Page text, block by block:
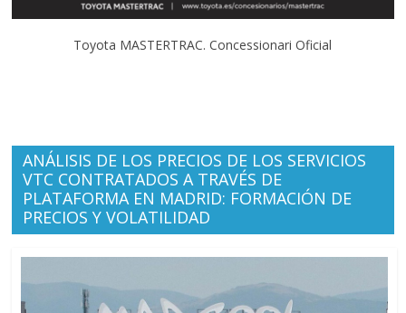
Toyota MASTERTRAC. Concessionari Oficial
ANÁLISIS DE LOS PRECIOS DE LOS SERVICIOS
VTC CONTRATADOS A TRAVÉS DE
PLATAFORMA EN MADRID: FORMACIÓN DE
PRECIOS Y VOLATILIDAD